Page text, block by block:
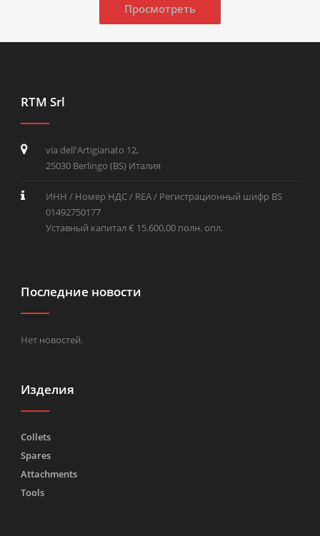
Просмотреть
RTM Srl
via dell'Artigianato 12,
25030 Berlingo (BS) Италия
ИНН / Номер НДС / REA / Регистрационный шифр BS
01492750177
Уставный капитал € 15.600,00 полн. опл.
Последние новости
Нет новостей.
Изделия
Collets
Spares
Attachments
Tools